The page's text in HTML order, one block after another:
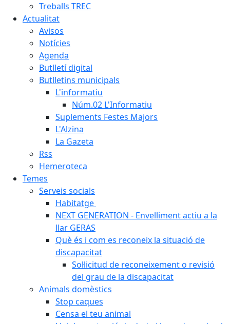
Treballs TREC
Actualitat
Avisos
Notícies
Agenda
Butlletí digital
Butlletins municipals
L'informatiu
Núm.02 L'Informatiu
Suplements Festes Majors
L'Alzina
La Gazeta
Rss
Hemeroteca
Temes
Serveis socials
Habitatge
NEXT GENERATION - Envelliment actiu a la
llar GERAS
Què és i com es reconeix la situació de
discapacitat
Sol·licitud de reconeixement o revisió
del grau de la discapacitat
Animals domèstics
Stop caques
Censa el teu animal